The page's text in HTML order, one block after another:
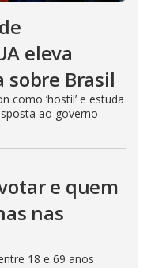
eleva
sobre Brasil
como ‘hostil’ e estuda
ao governo
e quem
nas
18 e 69 anos